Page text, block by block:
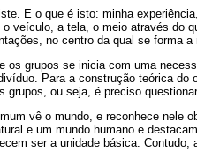
E o que é isto: minha
veículo, a tela, o meio através do
no centro da qual se forma a
os grupos se inicia com uma
Para a construção teórica do
grupos, ou seja, é preciso
vê o mundo, e reconhece nele
e um mundo humano e
ser a unidade básica.